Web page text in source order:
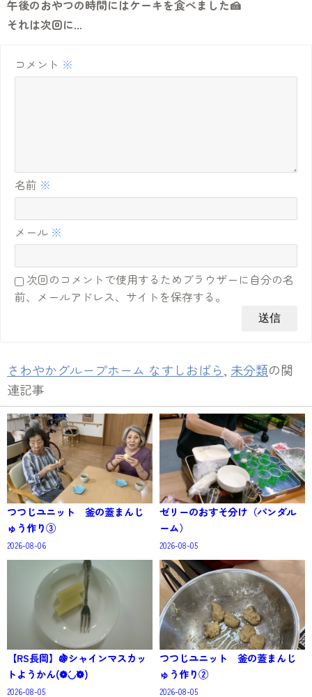
午後のおやつの時間にはケーキを食べました🍰
それは次回に...
コメント ※
名前 ※
メール ※
次回のコメントで使用するためブラウザーに自分の名
前、メールアドレス、サイトを保存する。
さわやかグループホーム なすしおばら, 未分類の関
連記事
つつじユニット 釜の蓋まんじ
ゅう作り③
2026-08-06
ゼリーのおすそ分け（パンダル
ーム）
2026-08-05
【RS長岡】🍇シャインマスカッ
トようかん(❁´◡`❁)
2026-08-05
つつじユニット 釜の蓋まんじ
ゅう作り②
2026-08-05